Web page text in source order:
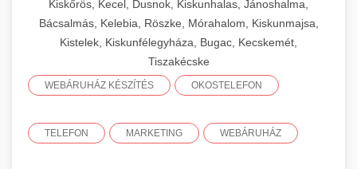
Kiskőrös, Kecel, Dusnok, Kiskunhalas, Jánoshalma,
Bácsalmás, Kelebia, Röszke, Mórahalom, Kiskunmajsa,
Kistelek, Kiskunfélegyháza, Bugac, Kecskemét,
Tiszakécske
WEBÁRUHÁZ KÉSZÍTÉS OKOSTELEFON
TELEFON MARKETING WEBÁRUHÁZ